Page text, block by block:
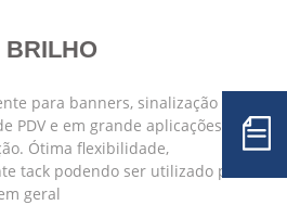
BRILHO
para banners, sinalização e
PDV e em grande aplicações que
Ótima flexibilidade,
tack podendo ser utilizado para
geral